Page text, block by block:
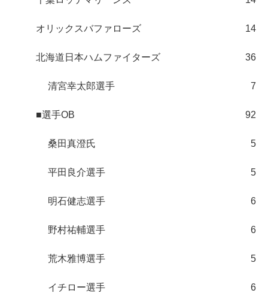
オリックスバファローズ 14
北海道日本ハムファイターズ 36
清宮幸太郎選手 7
■選手OB 92
桑田真澄氏 5
平田良介選手 5
明石健志選手 6
野村祐輔選手 6
荒木雅博選手 5
イチロー選手 6